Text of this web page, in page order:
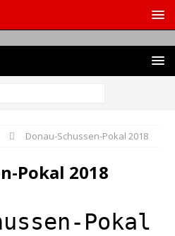
Donau-Schussen-Pokal 2018
Pokal 2018
Pokal